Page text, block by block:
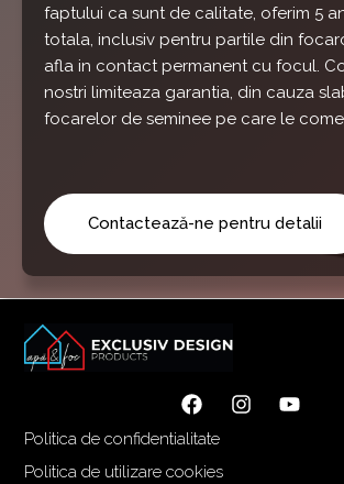
faptului ca sunt de calitate, oferim 5
totala, inclusiv pentru partile din
afla in contact permanent cu focul.
nostri limiteaza garantia, din cauza
focarelor de seminee pe care le
Contactează-ne pentru detalii
Politica de confidentialitate
Politica de utilizare cookies